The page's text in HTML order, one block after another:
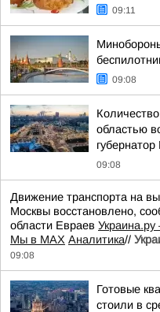
09:11
09:08
областью
09:08
Движение транспорта на
Москвы восстановлено,
области Евраев
Мы в MAX Аналитика//
09:08
Готовые
стоили в